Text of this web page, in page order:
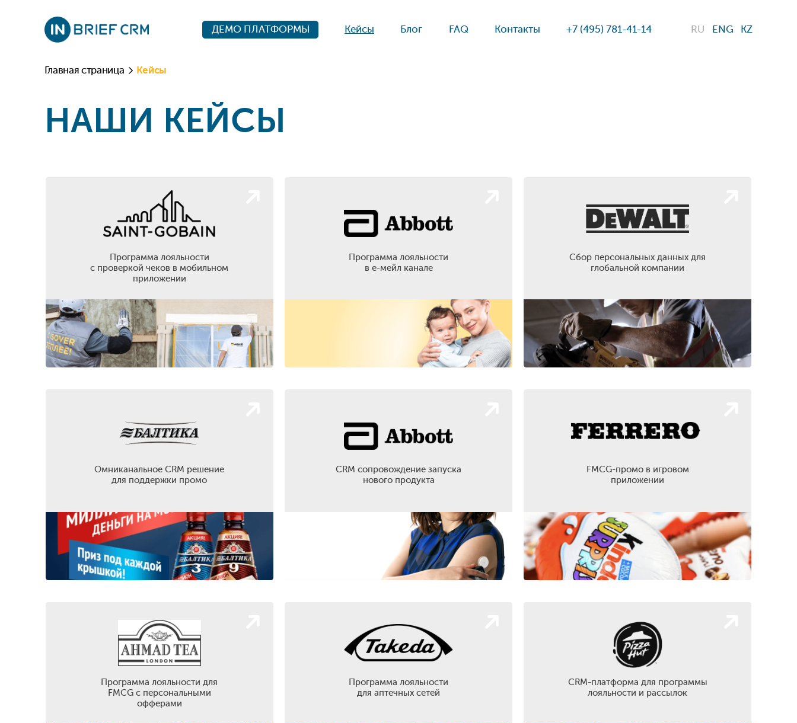
ДЕМО ПЛАТФОРМЫ Кейсы Блог FAQ Контакты +7 (495) 781-41-14 RU ENG KZ
Главная страница Кейсы
НАШИ КЕЙСЫ
Программа лояльности
с проверкой чеков в мобильном
приложении
Программа лояльности
в е-мейл канале
Сбор персональных данных для
глобальной компании
Омниканальное CRM решение
для поддержки промо
CRM сопровождение запуска
нового продукта
FMCG-промо в игровом
приложении
Программа лояльности для
FMCG с персональными
офферами
Программа лояльности
для аптечных сетей
CRM-платформа для программы
лояльности и рассылок